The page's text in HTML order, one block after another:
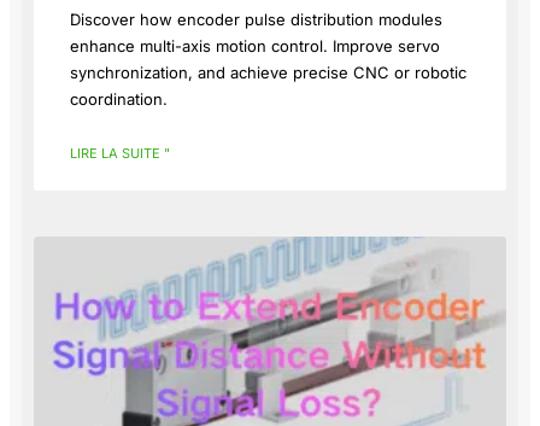
Discover how encoder pulse distribution modules
enhance multi-axis motion control. Improve servo
synchronization, and achieve precise CNC or robotic
coordination.
LIRE LA SUITE "